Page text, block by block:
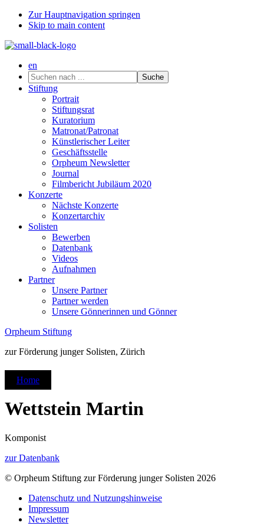
Zur Hauptnavigation springen
Skip to main content
en
Suchen
nach
Stiftung
Portrait
Stiftungsrat
Kuratorium
Matronat/Patronat
Künstlerischer Leiter
Geschäftsstelle
Orpheum Newsletter
Journal
Filmbericht Jubiläum 2020
Konzerte
Nächste Konzerte
Konzertarchiv
Solisten
Bewerben
Datenbank
Videos
Aufnahmen
Partner
Unsere Partner
Partner werden
Unsere Gönnerinnen und Gönner
Orpheum Stiftung
zur Förderung junger Solisten, Zürich
Home
Wettstein Martin
Komponist
zur Datenbank
© Orpheum Stiftung zur Förderung junger Solisten 2026
Datenschutz und Nutzungshinweise
Impressum
Newsletter